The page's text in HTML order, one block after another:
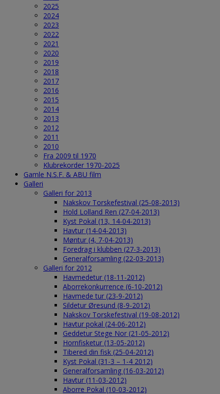
2025
2024
2023
2022
2021
2020
2019
2018
2017
2016
2015
2014
2013
2012
2011
2010
Fra 2009 til 1970
Klubrekorder 1970-2025
Gamle N.S.F. & ABU film
Galleri
Galleri for 2013
Nakskov Torskefestival (25-08-2013)
Hold Lolland Ren (27-04-2013)
Kyst Pokal (13, 14-04-2013)
Havtur (14-04-2013)
Møntur (4, 7-04-2013)
Foredrag i klubben (27-3-2013)
Generalforsamling (22-03-2013)
Galleri for 2012
Havmedetur (18-11-2012)
Aborrekonkurrence (6-10-2012)
Havmede tur (23-9-2012)
Sildetur Øresund (8-9-2012)
Nakskov Torskefestival (19-08-2012)
Havtur pokal (24-06-2012)
Geddetur Stege Nor (21-05-2012)
Hornfisketur (13-05-2012)
Tibered din fisk (25-04-2012)
Kyst Pokal (31-3 – 1-4 2012)
Generalforsamling (16-03-2012)
Havtur (11-03-2012)
Aborre Pokal (10-03-2012)